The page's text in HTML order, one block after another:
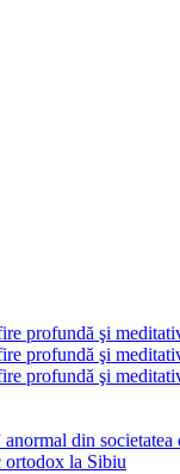
profundă şi
profundă şi
profundă şi
din societatea
ortodox la Sibiu